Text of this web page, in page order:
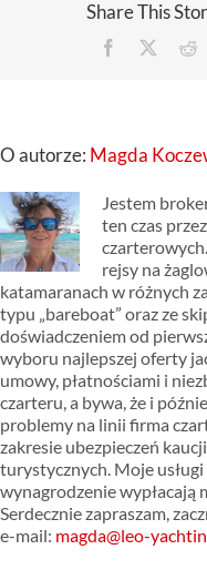
Share This
Facebook
O autorze: Magda
Jestem
ten czas
rejsy na
katamaranach w różnych
typu „bareboat” oraz ze
doświadczeniem od
wyboru najlepszej oferty
umowy, płatnościami i
czarteru, a bywa, że i
problemy na linii firma
zakresie ubezpieczeń
turystycznych. Moje
wynagrodzenie wypłacają
Serdecznie zapraszam,
e-mail: magda@leo-